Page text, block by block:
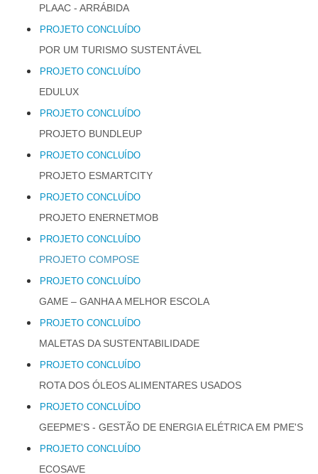
PLAAC - ARRÁBIDA
PROJETO CONCLUÍDO
POR UM TURISMO SUSTENTÁVEL
PROJETO CONCLUÍDO
EDULUX
PROJETO CONCLUÍDO
PROJETO BUNDLEUP
PROJETO CONCLUÍDO
PROJETO ESMARTCITY
PROJETO CONCLUÍDO
PROJETO ENERNETMOB
PROJETO CONCLUÍDO
PROJETO COMPOSE
PROJETO CONCLUÍDO
GAME – GANHA A MELHOR ESCOLA
PROJETO CONCLUÍDO
MALETAS DA SUSTENTABILIDADE
PROJETO CONCLUÍDO
ROTA DOS ÓLEOS ALIMENTARES USADOS
PROJETO CONCLUÍDO
GEEPME'S - GESTÃO DE ENERGIA ELÉTRICA EM PME'S
PROJETO CONCLUÍDO
ECOSAVE